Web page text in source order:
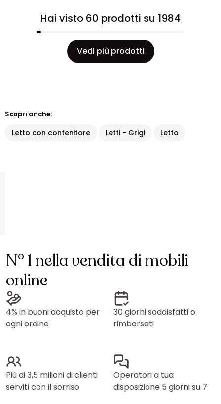
Hai visto 60 prodotti su 1984
Vedi più prodotti
Scopri anche:
Letto con contenitore Letti - Grigi Letto
N° 1 nella vendita di mobili
online
4% in buoni acquisto per
ogni ordine
30 giorni soddisfatti o
rimborsati
Più di 3,5 milioni di clienti
serviti con il sorriso
Operatori a tua
disposizione 5 giorni su 7